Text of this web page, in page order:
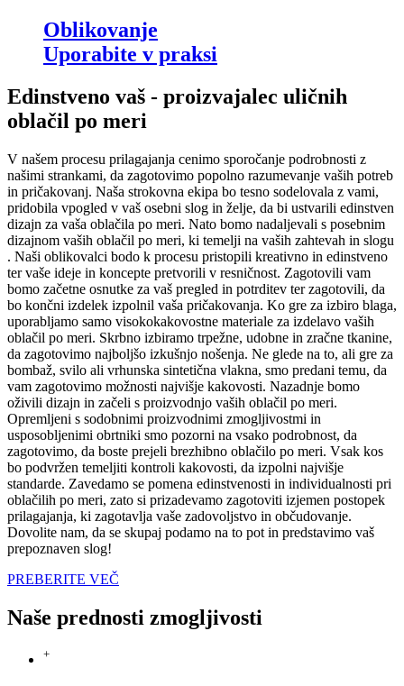
Oblikovanje
Uporabite v praksi
Edinstveno vaš - proizvajalec uličnih
oblačil po meri
V našem procesu prilagajanja cenimo sporočanje podrobnosti z
našimi strankami, da zagotovimo popolno razumevanje vaših potreb
in pričakovanj. Naša strokovna ekipa bo tesno sodelovala z vami,
pridobila vpogled v vaš osebni slog in želje, da bi ustvarili edinstven
dizajn za vaša oblačila po meri. Nato bomo nadaljevali s posebnim
dizajnom vaših oblačil po meri, ki temelji na vaših zahtevah in slogu
. Naši oblikovalci bodo k procesu pristopili kreativno in edinstveno
ter vaše ideje in koncepte pretvorili v resničnost. Zagotovili vam
bomo začetne osnutke za vaš pregled in potrditev ter zagotovili, da
bo končni izdelek izpolnil vaša pričakovanja. Ko gre za izbiro blaga,
uporabljamo samo visokokakovostne materiale za izdelavo vaših
oblačil po meri. Skrbno izbiramo trpežne, udobne in zračne tkanine,
da zagotovimo najboljšo izkušnjo nošenja. Ne glede na to, ali gre za
bombaž, svilo ali vrhunska sintetična vlakna, smo predani temu, da
vam zagotovimo možnosti najvišje kakovosti. Nazadnje bomo
oživili dizajn in začeli s proizvodnjo vaših oblačil po meri.
Opremljeni s sodobnimi proizvodnimi zmogljivostmi in
usposobljenimi obrtniki smo pozorni na vsako podrobnost, da
zagotovimo, da boste prejeli brezhibno oblačilo po meri. Vsak kos
bo podvržen temeljiti kontroli kakovosti, da izpolni najvišje
standarde. Zavedamo se pomena edinstvenosti in individualnosti pri
oblačilih po meri, zato si prizadevamo zagotoviti izjemen postopek
prilagajanja, ki zagotavlja vaše zadovoljstvo in občudovanje.
Dovolite nam, da se skupaj podamo na to pot in predstavimo vaš
prepoznaven slog!
PREBERITE VEČ
Naše prednosti zmogljivosti
+